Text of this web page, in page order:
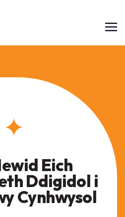
Eich
Ddigidol i
Cynhwysol